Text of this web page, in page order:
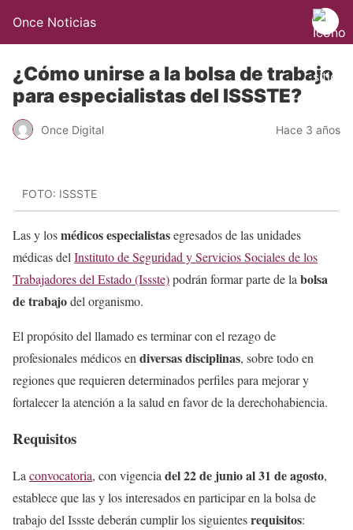
Once Noticias
¿Cómo unirse a la bolsa de trabajo
para especialistas del ISSSTE?
Once Digital Hace 3 años
FOTO: ISSSTE
Las y losmédicos especialistasegresados de las unidades
médicas del Instituto de Seguridad y Servicios Sociales de los
Trabajadores del Estado (Issste)podrán formar parte de la bolsa
de trabajodel organismo.
El propósito del llamado es terminar con el rezago de
profesionales médicos en diversas disciplinas, sobre todo en
regiones que requieren determinados perfiles para mejorar y
fortalecer la atención a la salud en favor de la derechohabiencia.
Requisitos
La convocatoria, con vigencia del 22 de junio al 31 de agosto,
establece que las y los interesados en participar en la bolsa de
trabajo del Issste deberán cumplir los siguientesrequisitos: